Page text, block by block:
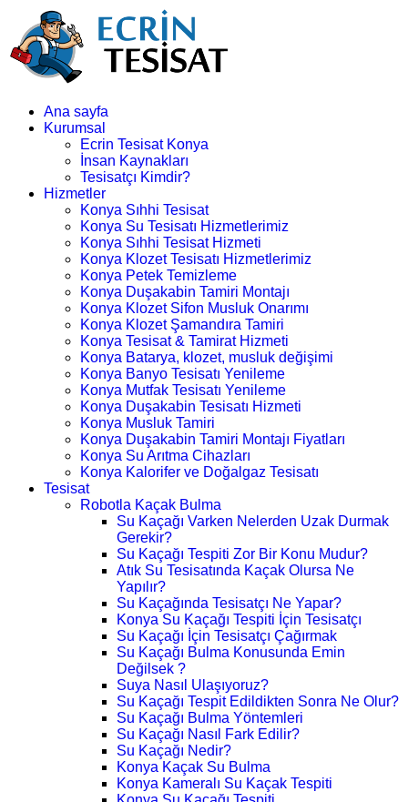
Ana sayfa
Kurumsal
Ecrin Tesisat Konya
İnsan Kaynakları
Tesisatçı Kimdir?
Hizmetler
Konya Sıhhi Tesisat
Konya Su Tesisatı Hizmetlerimiz
Konya Sıhhi Tesisat Hizmeti
Konya Klozet Tesisatı Hizmetlerimiz
Konya Petek Temizleme
Konya Duşakabin Tamiri Montajı
Konya Klozet Sifon Musluk Onarımı
Konya Klozet Şamandıra Tamiri
Konya Tesisat & Tamirat Hizmeti
Konya Batarya, klozet, musluk değişimi
Konya Banyo Tesisatı Yenileme
Konya Mutfak Tesisatı Yenileme
Konya Duşakabin Tesisatı Hizmeti
Konya Musluk Tamiri
Konya Duşakabin Tamiri Montajı Fiyatları
Konya Su Arıtma Cihazları
Konya Kalorifer ve Doğalgaz Tesisatı
Tesisat
Robotla Kaçak Bulma
Su Kaçağı Varken Nelerden Uzak Durmak
Gerekir?
Su Kaçağı Tespiti Zor Bir Konu Mudur?
Atık Su Tesisatında Kaçak Olursa Ne
Yapılır?
Su Kaçağında Tesisatçı Ne Yapar?
Konya Su Kaçağı Tespiti İçin Tesisatçı
Su Kaçağı İçin Tesisatçı Çağırmak
Su Kaçağı Bulma Konusunda Emin
Değilsek ?
Suya Nasıl Ulaşıyoruz?
Su Kaçağı Tespit Edildikten Sonra Ne Olur?
Su Kaçağı Bulma Yöntemleri
Su Kaçağı Nasıl Fark Edilir?
Su Kaçağı Nedir?
Konya Kaçak Su Bulma
Konya Kameralı Su Kaçak Tespiti